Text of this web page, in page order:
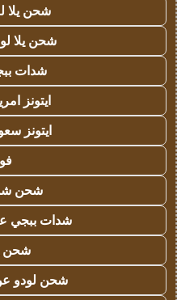
شحن يلا
شحن يلا
شدات
ايتونز
ايتونز
شحن
شدات ببجي
شحن
شحن لودو